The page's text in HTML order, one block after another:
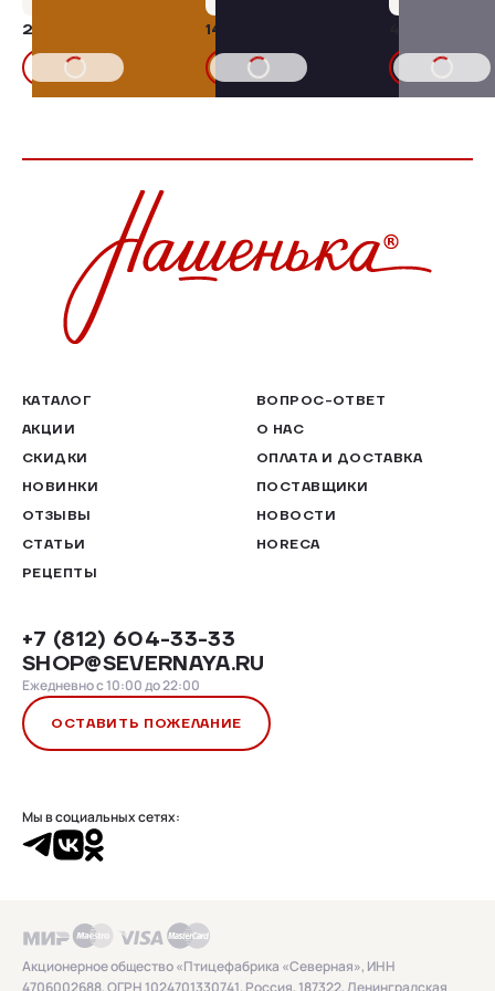
258,30 ₽
В КОРЗИНУ
1466,25 ₽
В КОРЗИНУ В КОРЗИНУ
КАТАЛОГ
АКЦИИ
СКИДКИ
НОВИНКИ
ОТЗЫВЫ
СТАТЬИ
РЕЦЕПТЫ
ВОПРОС-ОТВЕТ
О НАС
ОПЛАТА И ДОСТАВКА
ПОСТАВЩИКИ
НОВОСТИ
HORECA
Мы в социальных сетях:
+7 (812) 604-33-33
SHOP@SEVERNAYA.RU
Ежедневно с 10:00 до 22:00
ОСТАВИТЬ ПОЖЕЛАНИЕ
Акционерное общество «Птицефабрика «Северная», ИНН